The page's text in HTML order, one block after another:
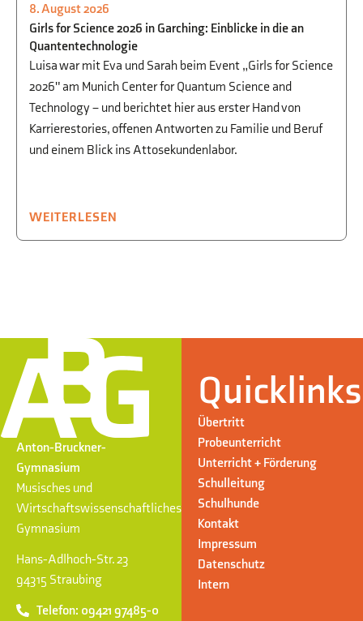
PHYSIK,BEGABTENFÖRDERUNG
UND BERUFSORIENTIERUNG
8. August 2026
Girls for Science 2026 in Garching: Einblicke in die an
Quantentechnologie
Luisa war mit Eva und Sarah beim Event „Girls for Science
2026" am Munich Center for Quantum Science and
Technology – und berichtet hier aus erster Hand von
Karrierestories, offenen Antworten zu Familie und Beruf
und einem Blick ins Attosekundenlabor.
WEITERLESEN
Anton-Bruckner-
Gymnasium
Musisches und
Wirtschaftswissenschaftliches
Gymnasium
Hans-Adlhoch-Str. 23
94315 Straubing
Telefon: 09421 97485-0
Quicklinks
Übertritt
Probeunterricht
Unterricht + Förderung
Schulleitung
Schulhunde
Kontakt
Impressum
Datenschutz
Intern